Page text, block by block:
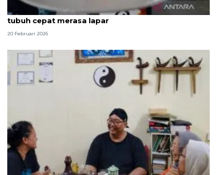
Konsumsi karbo berlebih saat sahur membuat
tubuh cepat merasa lapar
20 Februari 2026